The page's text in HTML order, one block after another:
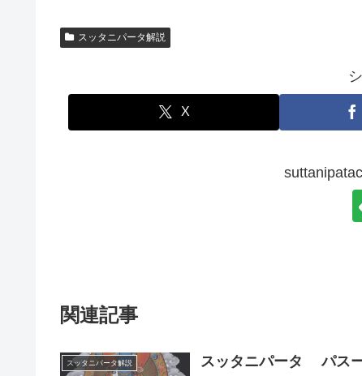
スッタニパータ解説
X
関連記事
スッタニパータ解説 スッタニパータ パス